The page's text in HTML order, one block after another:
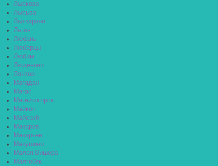
Лысково
Лысьва
Лыткарино
Льгов
Любань
Люберцы
Любим
Людиново
Лянтор
Магадан
Магас
Магнитогорск
Майкоп
Майский
Макаров
Макарьев
Макушино
Малая Вишера
Малгобек